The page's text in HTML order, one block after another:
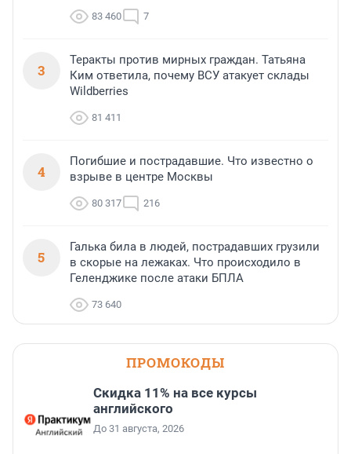
83 460 7
3
Теракты против мирных граждан. Татьяна
Ким ответила, почему ВСУ атакует склады
Wildberries
81 411
4
Погибшие и пострадавшие. Что известно о
взрыве в центре Москвы
80 317 216
5
Галька била в людей, пострадавших грузили
в скорые на лежаках. Что происходило в
Геленджике после атаки БПЛА
73 640
ПРОМОКОДЫ
Скидка 11% на все курсы
английского
До 31 августа, 2026